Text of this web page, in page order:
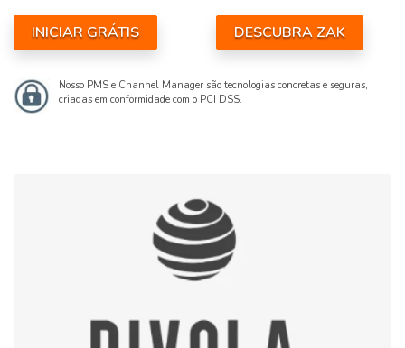
INICIAR GRÁTIS DESCUBRA ZAK
Nosso PMS e Channel Manager são tecnologias concretas e seguras,
criadas em conformidade com o PCI DSS.